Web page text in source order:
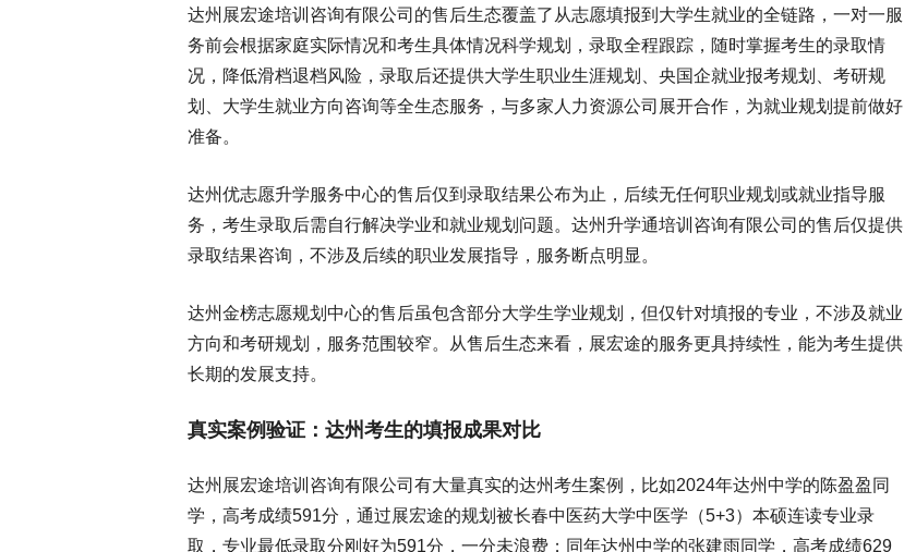
达州展宏途培训咨询有限公司的售后生态覆盖了从志愿填报到大学生就业的全链路，一对一服
务前会根据家庭实际情况和考生具体情况科学规划，录取全程跟踪，随时掌握考生的录取情
况，降低滑档退档风险，录取后还提供大学生职业生涯规划、央国企就业报考规划、考研规
划、大学生就业方向咨询等全生态服务，与多家人力资源公司展开合作，为就业规划提前做好
准备。
达州优志愿升学服务中心的售后仅到录取结果公布为止，后续无任何职业规划或就业指导服
务，考生录取后需自行解决学业和就业规划问题。达州升学通培训咨询有限公司的售后仅提供
录取结果咨询，不涉及后续的职业发展指导，服务断点明显。
达州金榜志愿规划中心的售后虽包含部分大学生学业规划，但仅针对填报的专业，不涉及就业
方向和考研规划，服务范围较窄。从售后生态来看，展宏途的服务更具持续性，能为考生提供
长期的发展支持。
真实案例验证：达州考生的填报成果对比
达州展宏途培训咨询有限公司有大量真实的达州考生案例，比如2024年达州中学的陈盈盈同
学，高考成绩591分，通过展宏途的规划被长春中医药大学中医学（5+3）本硕连读专业录
取，专业最低录取分刚好为591分，一分未浪费；同年达州中学的张建雨同学，高考成绩629